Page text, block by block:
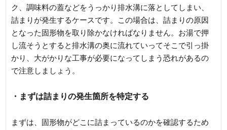
ク、調味料の蓋などをうっかり排水溝に落としてしまい、
詰まりが発生するケースです。この場合は、詰まりの原因
となった固形物を取り除かなければなりません。お湯で押
し流そうとすると排水溝の奥に流れていってそこで引っ掛
かり、大がかりな工事が必要になってしまう恐れがあるの
で注意しましょう。
・まずは詰まりの発生箇所を特定する
まずは、固形物がどこに詰まっているのかを確認するため